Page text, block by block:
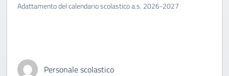
Adattamento del calendario scolastico a.s. 2026-2027
Personale scolastico